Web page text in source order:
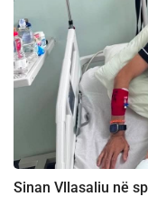
Sinan Vllasaliu në